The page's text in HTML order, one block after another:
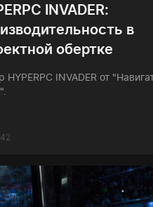
INVADER:
в
обертке
HYPERPC INVADER от